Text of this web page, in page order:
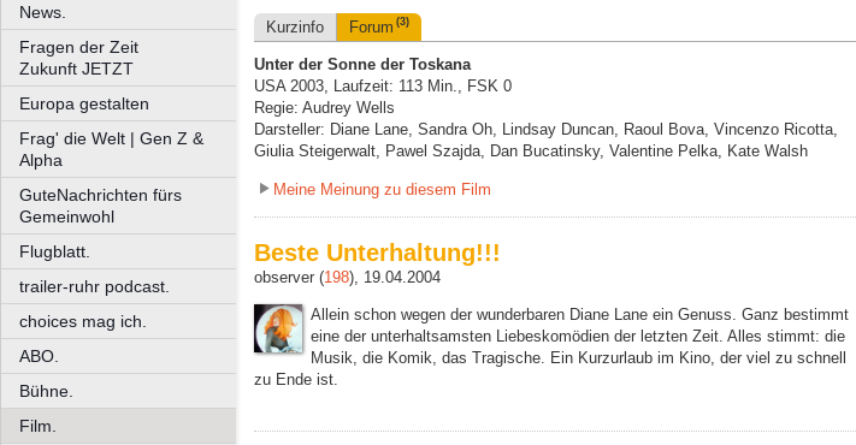
News.
Fragen der Zeit
Zukunft JETZT
Europa gestalten
Frag' die Welt | Gen Z &
Alpha
GuteNachrichten fürs
Gemeinwohl
Flugblatt.
trailer-ruhr podcast.
choices mag ich.
ABO.
Bühne.
Film.
Kurzinfo Forum (3)
Unter der Sonne der Toskana
USA 2003, Laufzeit: 113 Min., FSK 0
Regie: Audrey Wells
Darsteller: Diane Lane, Sandra Oh, Lindsay Duncan, Raoul Bova, Vincenzo Ricotta,
Giulia Steigerwalt, Pawel Szajda, Dan Bucatinsky, Valentine Pelka, Kate Walsh
Meine Meinung zu diesem Film
Beste Unterhaltung!!!
observer (198), 19.04.2004
Allein schon wegen der wunderbaren Diane Lane ein Genuss. Ganz bestimmt
eine der unterhaltsamsten Liebeskomödien der letzten Zeit. Alles stimmt: die
Musik, die Komik, das Tragische. Ein Kurzurlaub im Kino, der viel zu schnell
zu Ende ist.